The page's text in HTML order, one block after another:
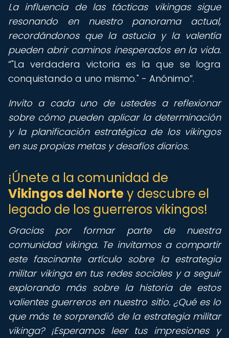
La influencia de las tácticas vikingas sigue
resonando en nuestro panorama actual,
recordándonos que la astucia y la valentía
pueden abrir caminos inesperados en la vida.
"La verdadera victoria es la que se logra
conquistando a uno mismo." - Anónimo .
Invito a cada uno de ustedes a reflexionar
sobre cómo pueden aplicar la determinación
y la planificación estratégica de los vikingos
en sus propias metas y desafíos diarios.
¡Únete a la comunidad de
Vikingos del Nortey descubre el
legado de los guerreros vikingos!
Gracias por formar parte de nuestra
comunidad vikinga. Te invitamos a compartir
este fascinante artículo sobre la estrategia
militar vikinga en tus redes sociales y a seguir
explorando más sobre la historia de estos
valientes guerreros en nuestro sitio. ¿Qué es lo
que más te sorprendió de la estrategia militar
vikinga? ¡Esperamos leer tus impresiones y